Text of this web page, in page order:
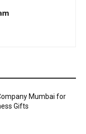
Mumbai for
Gifts